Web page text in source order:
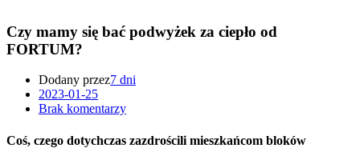
Czy mamy się bać podwyżek za ciepło od
FORTUM?
Dodany przez7 dni
2023-01-25
Brak komentarzy
Coś, czego dotychczas zazdrościli mieszkańcom bloków